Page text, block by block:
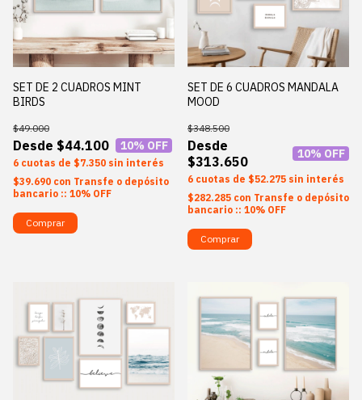
SET DE 2 CUADROS MINT
BIRDS
$44.100
$49.000
10% OFF
6 $7.350 sin interés
$39.690 con Transfe o depósito
bancario :: 10% OFF
Comprar
SET DE 6 CUADROS MANDALA
MOOD
$313.650
$348.500
10% OFF
6 $52.275 sin interés
$282.285 con Transfe o depósito
bancario :: 10% OFF
Comprar